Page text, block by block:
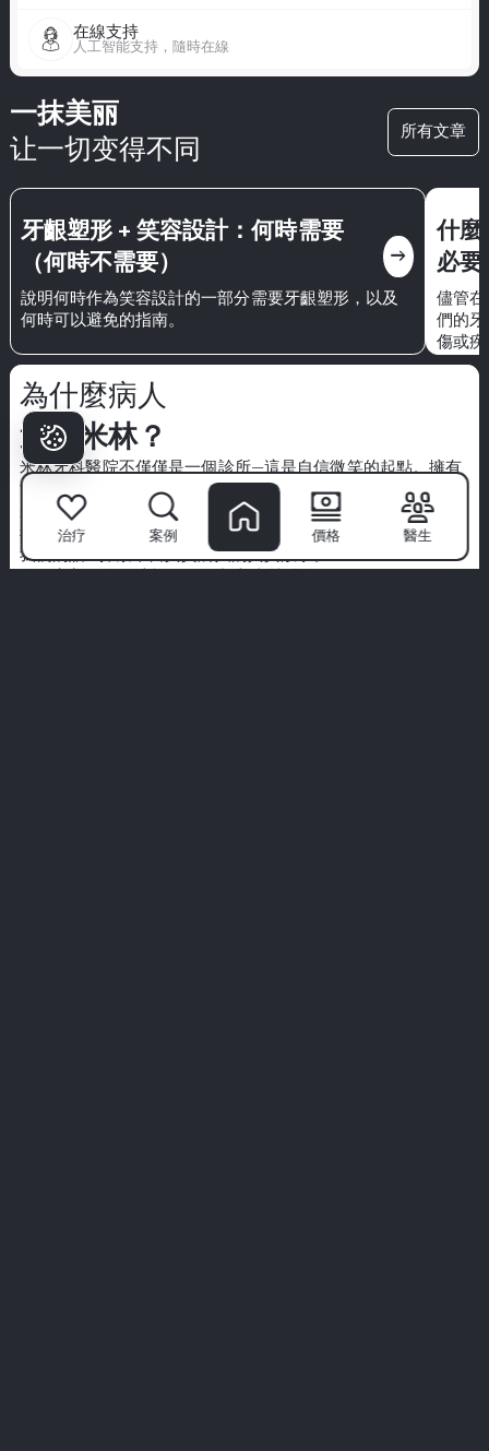
在線支持
人工智能支持，隨時在線
一抹美丽
让一切变得不同
所有文章
牙齦塑形 + 笑容設計：何時需要
（何時不需要）
east
說明何時作為笑容設計的一部分需要牙齦塑形，以及
何時可以避免的指南。
什麼
必要
儘管
們的
傷或
止牙
為什麼病人
選擇米林？
米林牙科醫院不僅僅是一個診所—這是自信微笑的起點。擁有
世界級專家的團隊、先進的技術和以病人為中心的方法，我們
將牙科護理轉變為高端體驗。
我們優先考慮衛生、舒適和為您量身定制的治療。不要僅僅聽
我們的話—探索來自真實病人的真實故事。
治疗 案例 價格 醫生